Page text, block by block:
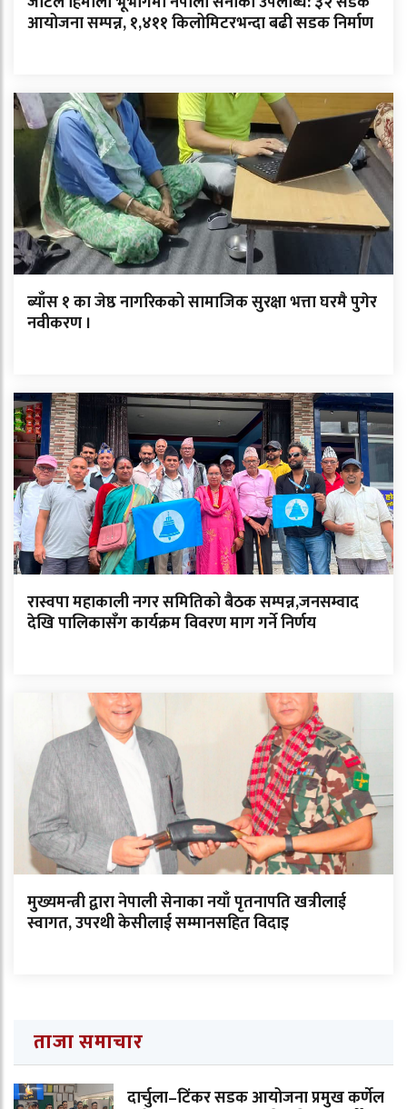
आयोजना सम्पन्न, १,४११ किलोमिटरभन्दा बढी सडक निर्माण
ब्याँस १ का जेष्ठ नागरिकको सामाजिक सुरक्षा भत्ता घरमै पुगेर
नवीकरण ।
रास्वपा महाकाली नगर समितिको बैठक सम्पन्न,जनसम्वाद
देखि पालिकासँग कार्यक्रम विवरण माग गर्ने निर्णय
मुख्यमन्त्री द्वारा नेपाली सेनाका नयाँ पृतनापति खत्रीलाई
स्वागत, उपरथी केसीलाई सम्मानसहित विदाइ
ताजा समाचार
दार्चुला–टिंकर सडक आयोजना प्रमुख कर्णेल